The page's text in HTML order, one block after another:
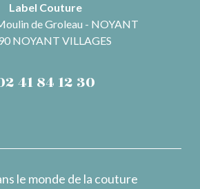
Label Couture
de Groleau - NOYANT
NOYANT VILLAGES
41 84 12 30
le monde de la couture